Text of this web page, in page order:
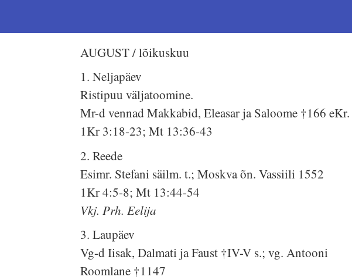
AUGUST / lõikuskuu
1. Neljapäev
Ristipuu väljatoomine.
Mr-d vennad Makkabid, Eleasar ja Saloome †166 eKr.
1Kr 3:18-23; Mt 13:36-43
2. Reede
Esimr. Stefani säilm. t.; Moskva õn. Vassiili 1552
1Kr 4:5-8; Mt 13:44-54
Vkj. Prh. Eelija
3. Laupäev
Vg-d Iisak, Dalmati ja Faust †IV-V s.; vg. Antooni
Roomlane †1147